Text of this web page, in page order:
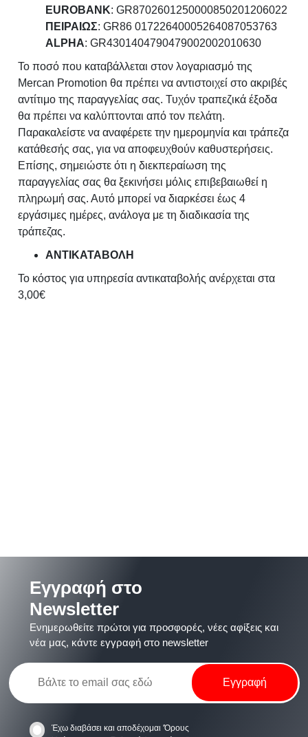
ΕUROBANK: GR8702601250000850201206022
ΠΕΙΡΑΙΩΣ: GR86 01722640005264087053763
ΑLPHA: GR4301404790479002002010630
Το ποσό που καταβάλλεται στον λογαριασμό της
Mercan Promotion θα πρέπει να αντιστοιχεί στο ακριβές
αντίτιμο της παραγγελίας σας. Τυχόν τραπεζικά έξοδα
θα πρέπει να καλύπτονται από τον πελάτη.
Παρακαλείστε να αναφέρετε την ημερομηνία και τράπεζα
κατάθεσής σας, για να αποφευχθούν καθυστερήσεις.
Επίσης, σημειώστε ότι η διεκπεραίωση της
παραγγελίας σας θα ξεκινήσει μόλις επιβεβαιωθεί η
πληρωμή σας. Αυτό μπορεί να διαρκέσει έως 4
εργάσιμες ημέρες, ανάλογα με τη διαδικασία της
τράπεζας.
ΑΝΤΙΚΑΤΑΒΟΛΗ
Το κόστος για υπηρεσία αντικαταβολής ανέρχεται στα
3,00€
Εγγραφή στο
Newsletter
Ενημερωθείτε πρώτοι για προσφορές, νέες αφίξεις και
νέα μας, κάντε εγγραφή στο newsletter
Έχω διαβάσει και αποδέχομαι'Όρους